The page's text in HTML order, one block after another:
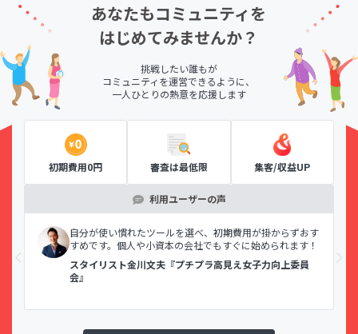
あなたもコミュニティを
はじめてみませんか？
挑戦したい誰もが
コミュニティを運営できるように、
一人ひとりの熱意を応援します
初期費用0円 審査は最低限 集客/収益UP
利用ユーザーの声
自分が使い慣れたツールを選べ、初期費用が掛からずおす
すめです。個人や小資本の会社でもすぐに始められます！
スタイリスト金川文夫『プチプラ高見え女子力向上委員
会』